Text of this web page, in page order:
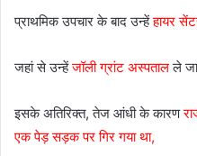
प्राथमिक उपचार के बाद उन्हेंहायर
जहां से उन्हेंजॉली ग्रांट अस्पतालले
इसके अतिरिक्त, तेज आंधी के कारण
एक पेड़ सड़क पर गिर गया था,